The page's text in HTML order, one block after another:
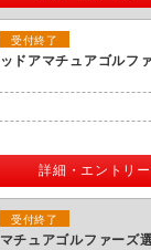
受付終了
ドアマチュアゴルフ
詳細・エントリー
受付終了
チュアゴルファーズ